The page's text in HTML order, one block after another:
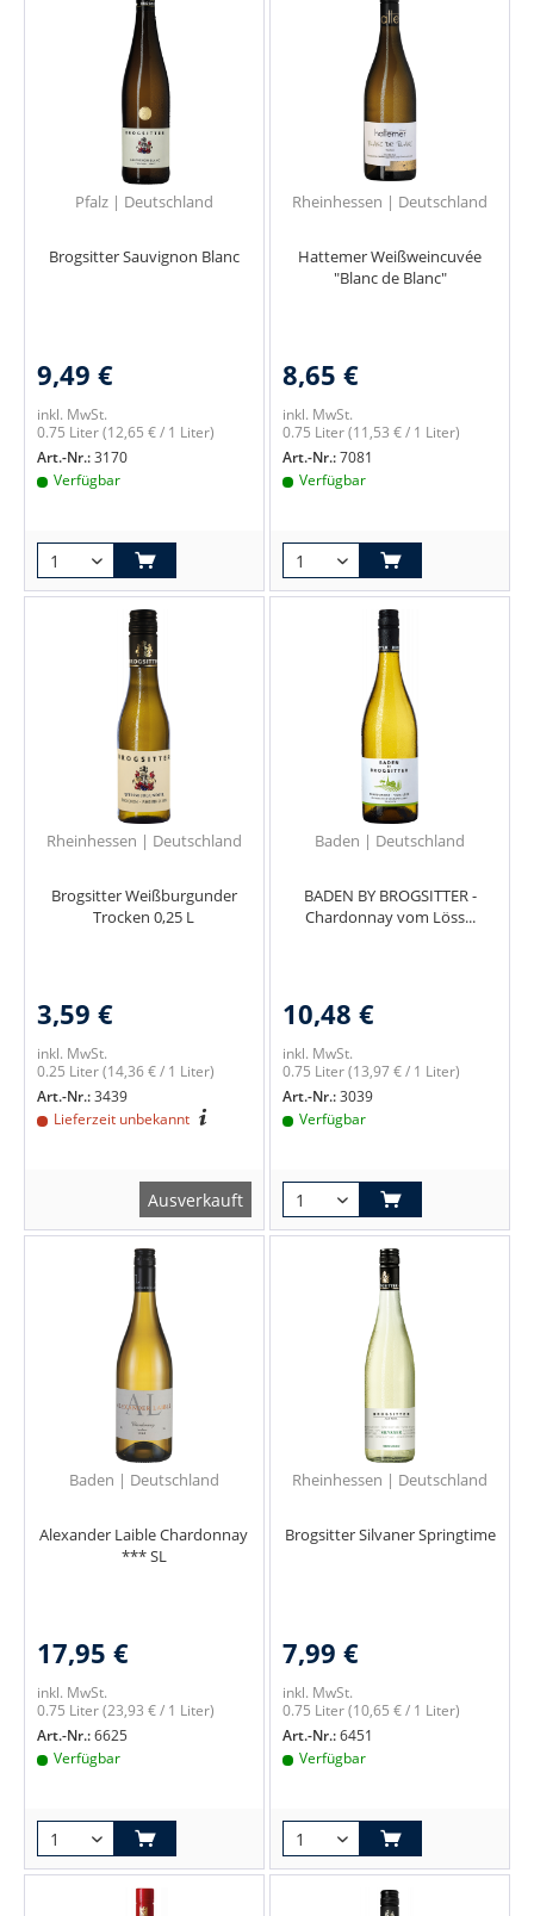
Pfalz | Deutschland
Brogsitter Sauvignon Blanc
9,49 €
inkl. MwSt.
0.75 Liter(12,65 € / 1 Liter)
Art.-Nr.:3170
Verfügbar
Rheinhessen | Deutschland
Hattemer Weißweincuvée
"Blanc de Blanc"
8,65 €
inkl. MwSt.
0.75 Liter(11,53 € / 1 Liter)
Art.-Nr.:7081
Verfügbar
Rheinhessen | Deutschland
Brogsitter Weißburgunder
Trocken 0,25 L
3,59 €
inkl. MwSt.
0.25 Liter(14,36 € / 1 Liter)
Art.-Nr.:3439
Lieferzeit unbekannt
Ausverkauft
Baden | Deutschland
BADEN BY BROGSITTER -
Chardonnay vom Löss...
10,48 €
inkl. MwSt.
0.75 Liter(13,97 € / 1 Liter)
Art.-Nr.:3039
Verfügbar
Baden | Deutschland
Alexander Laible Chardonnay
*** SL
17,95 €
inkl. MwSt.
0.75 Liter(23,93 € / 1 Liter)
Art.-Nr.:6625
Verfügbar
Rheinhessen | Deutschland
Brogsitter Silvaner Springtime
7,99 €
inkl. MwSt.
0.75 Liter(10,65 € / 1 Liter)
Art.-Nr.:6451
Verfügbar